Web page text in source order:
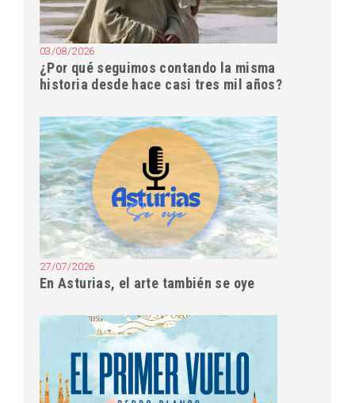
03/08/2026
¿Por qué seguimos contando la misma
historia desde hace casi tres mil años?
27/07/2026
En Asturias, el arte también se oye